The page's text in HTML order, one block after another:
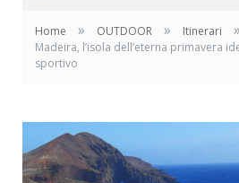
Home » OUTDOOR » Itinerari »
Madeira, l’isola dell’eterna primavera
sportivo